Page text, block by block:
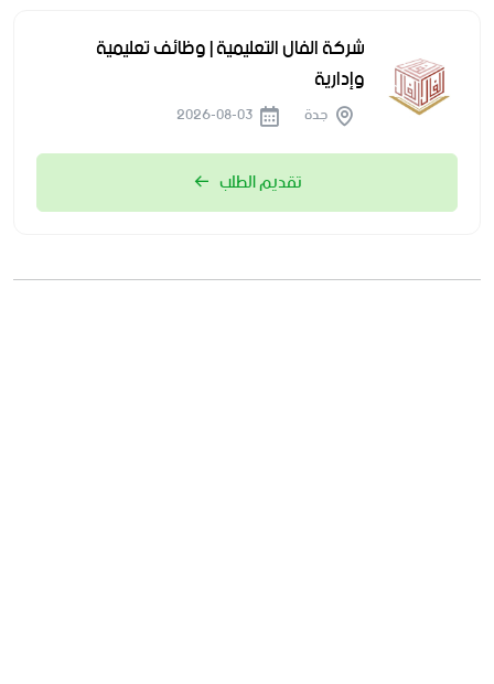
شركة الفال التعليمية | وظائف تعليمية
وإدارية
جدة
تقديم الطلب